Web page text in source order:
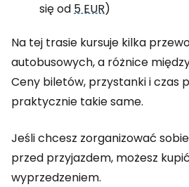
się od5 EUR)
Na tej trasie kursuje kilka
autobusowych, a różnice
Ceny biletów, przystanki i czas
praktycznie takie same.
Jeśli chcesz zorganizować
przed przyjazdem, możesz
wyprzedzeniem.